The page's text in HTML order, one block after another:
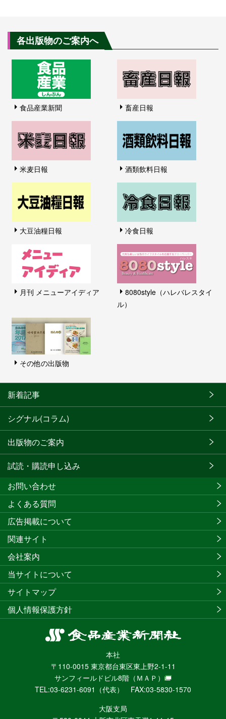
各出版物のご案内へ
食品産業新聞 畜産日報
米麦日報 酒類飲料日報
大豆油糧日報 冷食日報
月刊 メニューアイディア
8080style（ハレバレスタイ
ル）
その他の出版物
新着記事
シグナル(コラム)
出版物のご案内
試読・購読申し込み
食
産
業
新
聞
社
本社
〒110-0015 東京都台東区東上野2-1-11
サンフィールドビル8階 （ＭＡＰ）
TEL:03-6231-6091（代表） FAX:03-5830-1570
大阪支局
お問い合わせ
よくある質問
広告掲載について
関連サイト
会社案内
当サイトについて
サイトマップ
個人情報保護方針